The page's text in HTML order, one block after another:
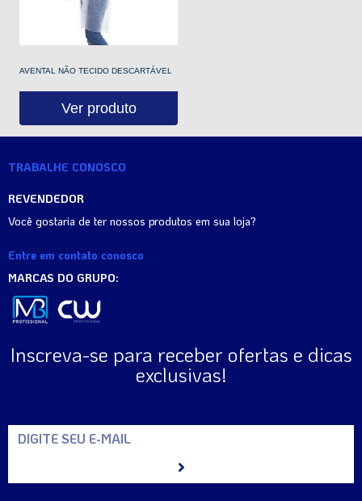
AVENTAL NÃO TECIDO DESCARTÁVEL
Ver produto
TRABALHE CONOSCO
REVENDEDOR
Você gostaria de ter nossos produtos em sua loja?
Entre em contato conosco
MARCAS DO GRUPO:
Inscreva-se para receber ofertas e dicas
exclusivas!